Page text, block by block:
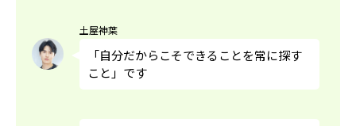
土屋神葉
「自分だからこそできることを常に探す
こと」です